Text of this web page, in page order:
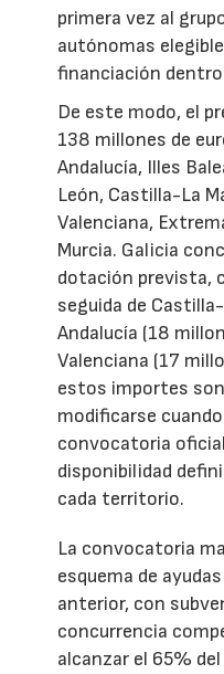
primera vez al
autónomas
financiación
De este modo, el
138 millones de
Andalucía, Illes
León, Castilla-La
Valenciana,
Murcia. Galicia
dotación prevista,
seguida de
Andalucía (18
Valenciana (17
estos importes
modificarse
convocatoria
disponibilidad
cada territorio.
La convocatoria
esquema de
anterior, con
concurrencia
alcanzar el 65%